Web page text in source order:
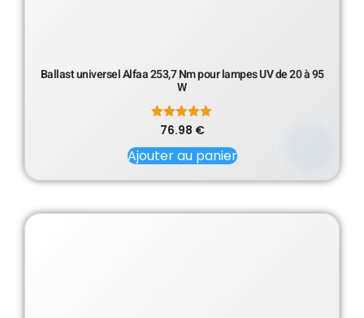
Ballast universel Alfaa 253,7 Nm pour lampes UV de 20 à 95
W
Note
sur 5
76.98 €
Ajouter au panier